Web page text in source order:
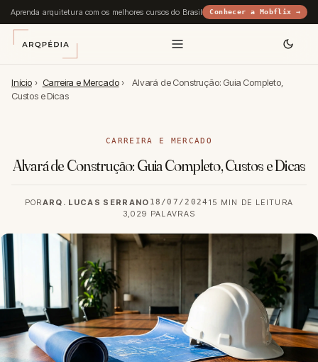
Aprenda arquitetura com os melhores cursos do Brasil Conhecer a Mobflix →
Início › Carreira e Mercado ›
Alvará de Construção: Guia Completo,
Custos e Dicas
CARREIRA E MERCADO
Alvará de Construção: Guia Completo, Custos e Dicas
PORARQ. LUCAS SERRANO 18/07/2024 15 MIN DE LEITURA
3,029 PALAVRAS